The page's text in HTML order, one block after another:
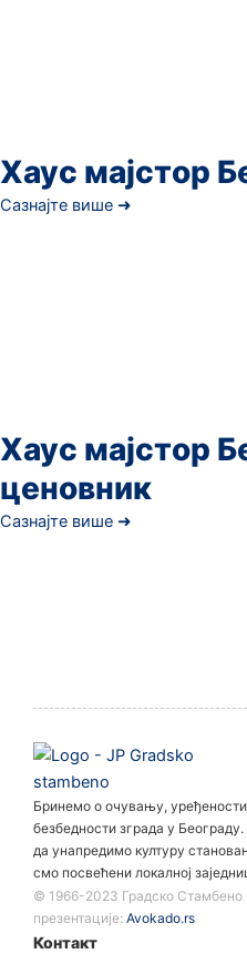
Хаус мајстор
Сазнајте више ➜
Хаус мајстор
ценовник
Сазнајте више ➜
Бринемо о очувању,
безбедности зграда у
да унапредимо културу
смо посвећени локалној
©️ 1966-2023 Градско Стамбено
презентације: Avokado.rs
Контакт